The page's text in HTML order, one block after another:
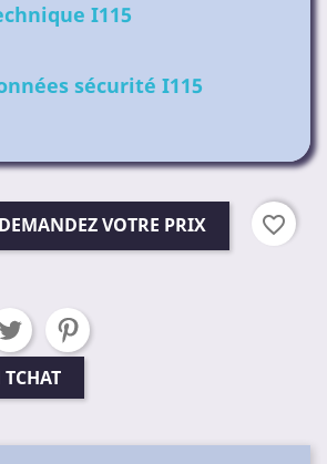
I115
sécurité I115
DEMANDEZ VOTRE PRIX favorite_border